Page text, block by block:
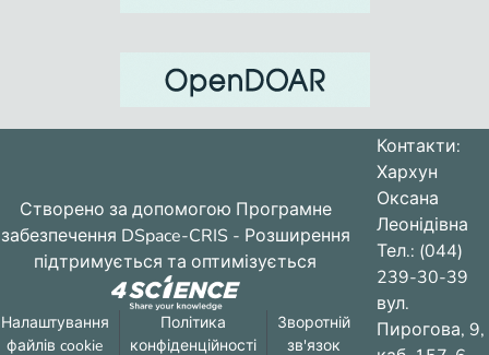
Створено за допомогою Програмне
забезпечення DSpace-CRIS - Розширення
підтримується та оптимізується
Налаштування
файлів cookie
Політика
конфіденційності
Зворотній
зв'язок
Контакти:
Хархун
Оксана
Леонідівна
Тел.: (044)
239-30-39
вул.
Пирогова, 9,